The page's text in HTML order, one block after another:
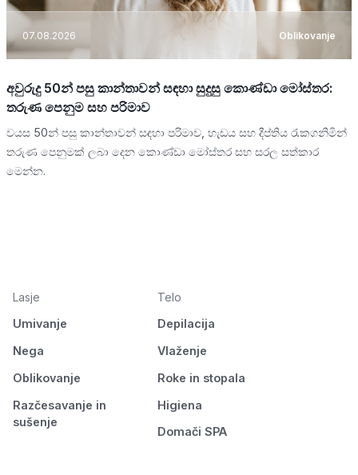
07.08.2026 Oblikovanje
අවුරුදු 50න් පසු කාන්තාවන් සඳහා සුදුසු කොණ්ඩා මෝස්තර:
තරුණ පෙනුම සහ පරිමාව
වයස 50න් පසු කාන්තාවන් සඳහා පරිමාව, හැඩය සහ දීප්තිය රැකගනිමින්
තරුණ පෙනුමක් ලබා දෙන කොණ්ඩා මෝස්තර සහ සරල සත්කාර
මෙන්න.
Lasje
Umivanje
Nega
Oblikovanje
Razčesavanje in
sušenje
Telo
Depilacija
Vlaženje
Roke in stopala
Higiena
Domači SPA